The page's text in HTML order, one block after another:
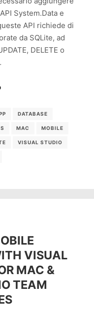
System.Data e
API richiede di
da SQLite, ad
DELETE o
DATABASE
MAC MOBILE
VISUAL STUDIO
VISUAL
MAC &
TEAM